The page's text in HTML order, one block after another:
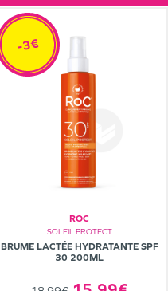
ROC
SOLEIL PROTECT
BRUME LACTÉE HYDRATANTE SPF
30 200ML
-3€